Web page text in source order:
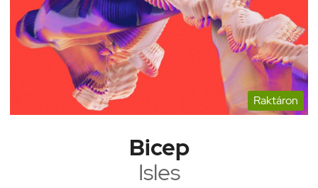
Raktáron
Bicep
Isles